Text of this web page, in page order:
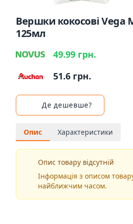
Вершки кокосові Vega
125мл
49.99 грн.
51.6 грн.
Де дешевше?
Опис Характеристики
Опис товару відсутній
Інформація з описом
найближчим часом.